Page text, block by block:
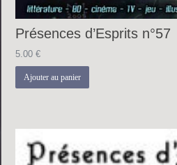
Présences d’Esprits n°57
5.00€
Ajouter au panier